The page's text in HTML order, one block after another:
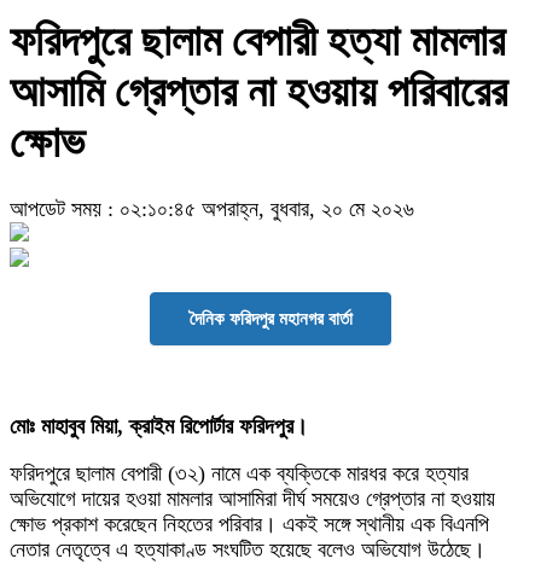
ফরিদপুরে ছালাম বেপারী হত্যা মামলার
আসামি গ্রেপ্তার না হওয়ায় পরিবারের
ক্ষোভ
আপডেট সময় : ০২:১০:৪৫ অপরাহ্ন, বুধবার, ২০ মে ২০২৬
দৈনিক ফরিদপুর মহানগর বার্তা
মোঃ মাহাবুব মিয়া, ক্রাইম রিপোর্টার ফরিদপুর।
ফরিদপুরে ছালাম বেপারী (৩২) নামে এক ব্যক্তিকে মারধর করে হত্যার
অভিযোগে দায়ের হওয়া মামলার আসামিরা দীর্ঘ সময়েও গ্রেপ্তার না হওয়ায়
ক্ষোভ প্রকাশ করেছেন নিহতের পরিবার। একই সঙ্গে স্থানীয় এক বিএনপি
নেতার নেতৃত্বে এ হত্যাকাণ্ড সংঘটিত হয়েছে বলেও অভিযোগ উঠেছে।